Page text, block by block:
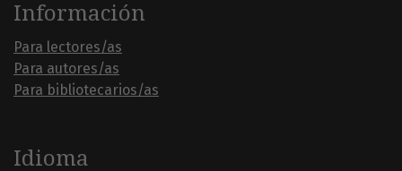
Información
Para lectores/as
Para autores/as
Para bibliotecarios/as
Idioma